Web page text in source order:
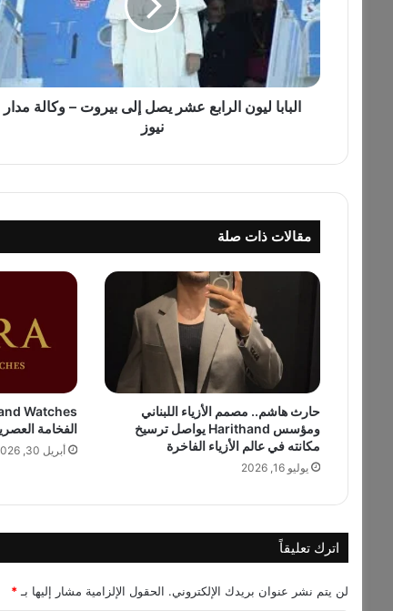
ب
و
ر
ع
ش
ر
ى
ب
ي
ر
و
–
ك
ا
ة
البابا ليون الرابع عشر يصل إلى بيروت – وكالة مدار
نيوز
مقالات ذات صلة
حارث هاشم.. مصمم الأزياء اللبناني
ومؤسس Harithand يواصل ترسيخ
مكانته في عالم الأزياء الفاخرة
يوليو 16, 2026
الفخامة
أبريل 30, 2026
اترك تعليقاً
لن يتم نشر عنوان بريدك الإلكتروني. الحقول الإلزامية مشار إليها بـ *